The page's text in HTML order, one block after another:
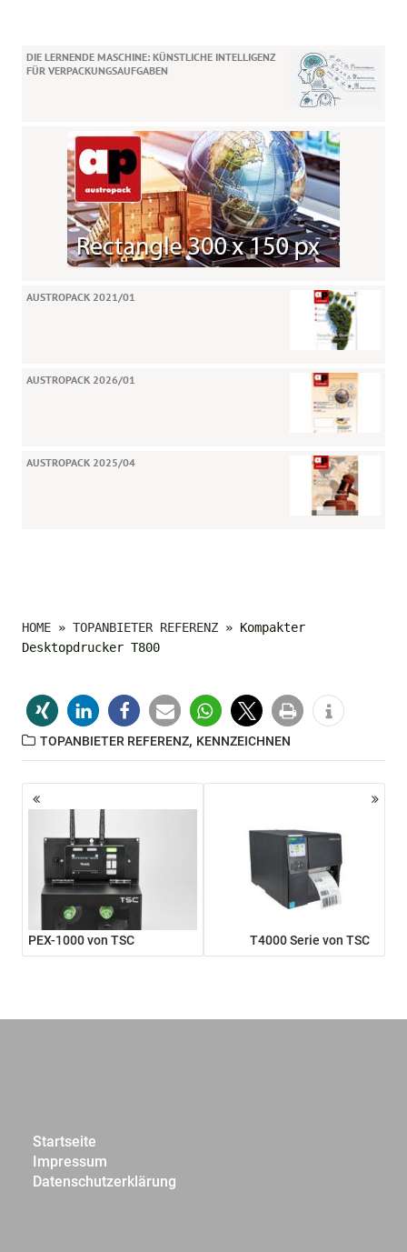
DIE LERNENDE MASCHINE: KÜNSTLICHE INTELLIGENZ
FÜR VERPACKUNGSAUFGABEN
AUSTROPACK 2021/01
AUSTROPACK 2026/01
AUSTROPACK 2025/04
HOME »TOPANBIETER REFERENZ » Kompakter
Desktopdrucker T800
TOPANBIETER REFERENZ, KENNZEICHNEN
Beitragsnavigation
PEX-1000 von TSC T4000 Serie von TSC
Startseite
Impressum
Datenschutzerklärung